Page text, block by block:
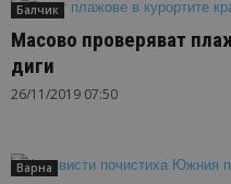
Балчик
Масово проверяват
диги
26/11/2019 07:50
Варна